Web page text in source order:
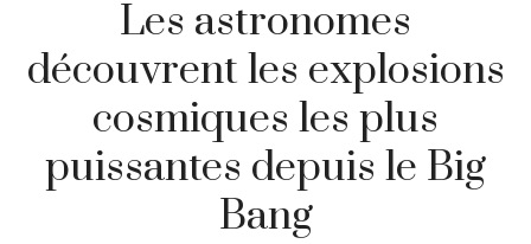
Les astronomes
découvrent les explosions
cosmiques les plus
puissantes depuis le Big
Bang